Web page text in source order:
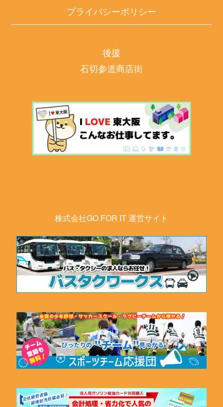
プライバシーポリシー
後援
石切参道商店街
株式会社GO FOR IT 運営サイト